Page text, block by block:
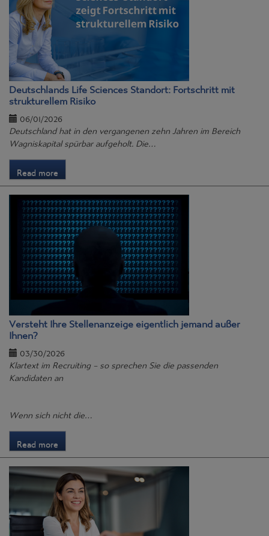
Deutschlands Life Sciences Standort: Fortschritt mit
strukturellem Risiko
06/01/2026
Deutschland hat in den vergangenen zehn Jahren im Bereich
Wagniskapital spürbar aufgeholt. Die…
Read more
Versteht Ihre Stellenanzeige eigentlich jemand außer
Ihnen?
03/30/2026
Klartext im Recruiting – so sprechen Sie die passenden
Kandidaten an
Wenn sich nicht die…
Read more